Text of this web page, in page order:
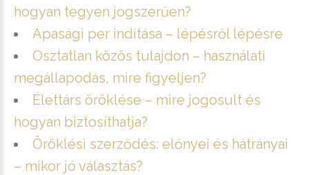
hogyan tegyen jogszerűen?
Apasági per indítása – lépésről lépésre
Osztatlan közös tulajdon – használati
megállapodás, mire figyeljen?
Élettárs öröklése – mire jogosult és
hogyan biztosíthatja?
Öröklési szerződés: előnyei és hátrányai
– mikor jó választás?